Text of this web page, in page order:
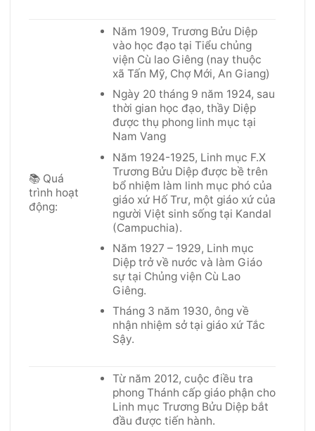
📚 Quá
trình hoạt
động:
Năm 1909, Trương Bửu Diệp
vào học đạo tại Tiểu chủng
viện Cù lao Giêng (nay thuộc
xã Tấn Mỹ, Chợ Mới, An Giang)
Ngày 20 tháng 9 năm 1924, sau
thời gian học đạo, thầy Diệp
được thụ phong linh mục tại
Nam Vang
Năm 1924-1925, Linh mục F.X
Trương Bửu Diệp được bề trên
bổ nhiệm làm linh mục phó của
giáo xứ Hố Trư, một giáo xứ của
người Việt sinh sống tại Kandal
(Campuchia).
Năm 1927 – 1929, Linh mục
Diệp trở về nước và làm Giáo
sự tại Chủng viện Cù Lao
Giêng.
Tháng 3 năm 1930, ông về
nhận nhiệm sở tại giáo xứ Tắc
Sậy.
Từ năm 2012, cuộc điều tra
phong Thánh cấp giáo phận cho
Linh mục Trương Bửu Diệp bắt
đầu được tiến hành.